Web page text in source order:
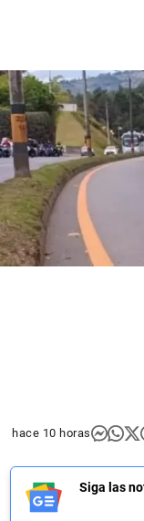
hace 10 horas
Siga las